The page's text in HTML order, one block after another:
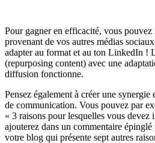
Pour gagner en efficacité, vous
provenant de vos autres médias
adapter au format et au ton LinkedIn !
(repurposing content) avec une
diffusion fonctionne.
Pensez également à créer une
de communication. Vous pouvez par
« 3 raisons pour lesquelles vous
ajouterez dans un commentaire
votre blog qui présente sept autres